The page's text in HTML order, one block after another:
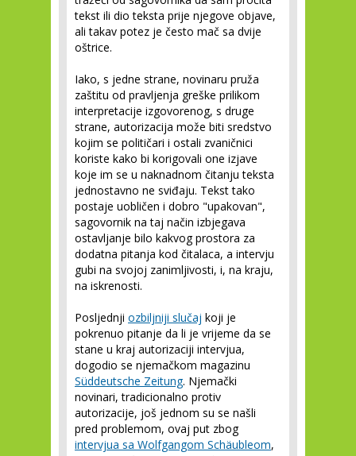
tekst ili dio teksta prije njegove objave,
ali takav potez je često mač sa dvije
oštrice.
Iako, s jedne strane, novinaru pruža
zaštitu od pravljenja greške prilikom
interpretacije izgovorenog, s druge
strane, autorizacija može biti sredstvo
kojim se političari i ostali zvaničnici
koriste kako bi korigovali one izjave
koje im se u naknadnom čitanju teksta
jednostavno ne sviđaju. Tekst tako
postaje uobličen i dobro "upakovan",
sagovornik na taj način izbjegava
ostavljanje bilo kakvog prostora za
dodatna pitanja kod čitalaca, a intervju
gubi na svojoj zanimljivosti, i, na kraju,
na iskrenosti.
Posljednji ozbiljniji slučaj koji je
pokrenuo pitanje da li je vrijeme da se
stane u kraj autorizaciji intervjua,
dogodio se njemačkom magazinu
Süddeutsche Zeitung. Njemački
novinari, tradicionalno protiv
autorizacije, još jednom su se našli
pred problemom, ovaj put zbog
intervjua sa Wolfgangom Schäubleom,